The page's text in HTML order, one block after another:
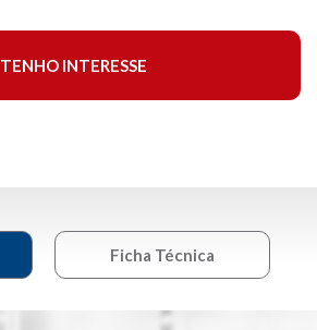
TENHO INTERESSE
Ficha Técnica